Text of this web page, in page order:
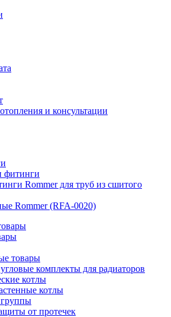
и консультации
фитинги
Rommer для труб из сшитого
Rommer (RFA-0020)
товары
комплекты для радиаторов
котлы
котлы
от протечек